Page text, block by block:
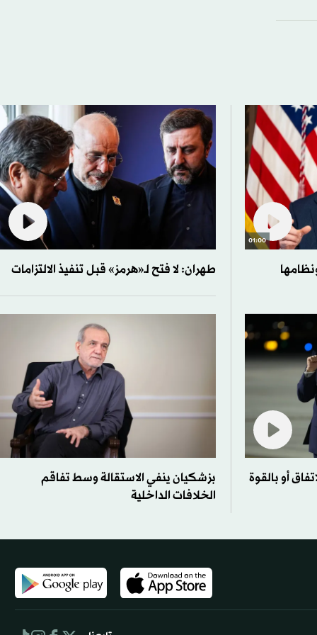
01:00
طهران: لا فتح لـ«هرمز» قبل تنفيذ الالتزامات
أو بالقوة
بزشكيان ينفي الاستقالة وسط تفاقم
الخلافات الداخلية